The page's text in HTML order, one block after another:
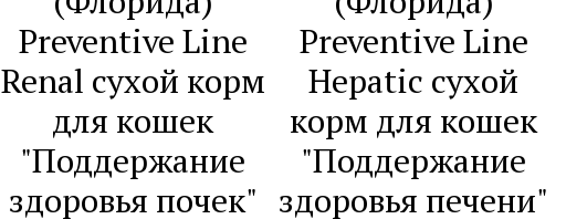
Preventive Line
Renal сухой корм
для кошек
"Поддержание
здоровья почек"
Preventive Line
Hepatic сухой
корм для кошек
"Поддержание
здоровья печени"